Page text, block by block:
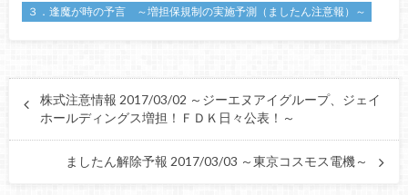
３．逢魔が時の予言 ～増担保規制の実施予測（ましたん注意報）～
株式注意情報 2017/03/02 ～ジーエヌアイグループ、ジェイ
ホールディングス増担！ＦＤＫ日々公表！～
ましたん解除予報 2017/03/03 ～東京コスモス電機～